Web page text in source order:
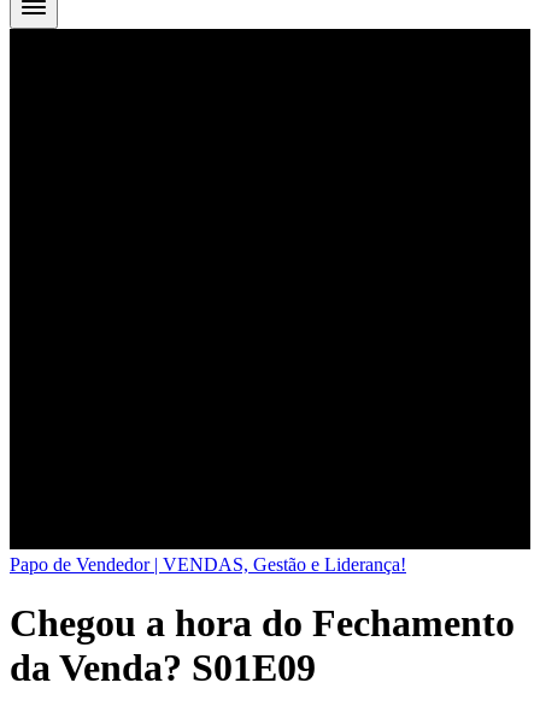
Papo de Vendedor | VENDAS, Gestão e Liderança!
Chegou a hora do Fechamento
da Venda? S01E09